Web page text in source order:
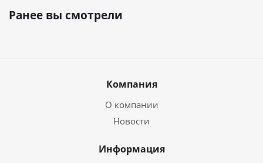
Ранее вы смотрели
Компания
О компании
Новости
Информация